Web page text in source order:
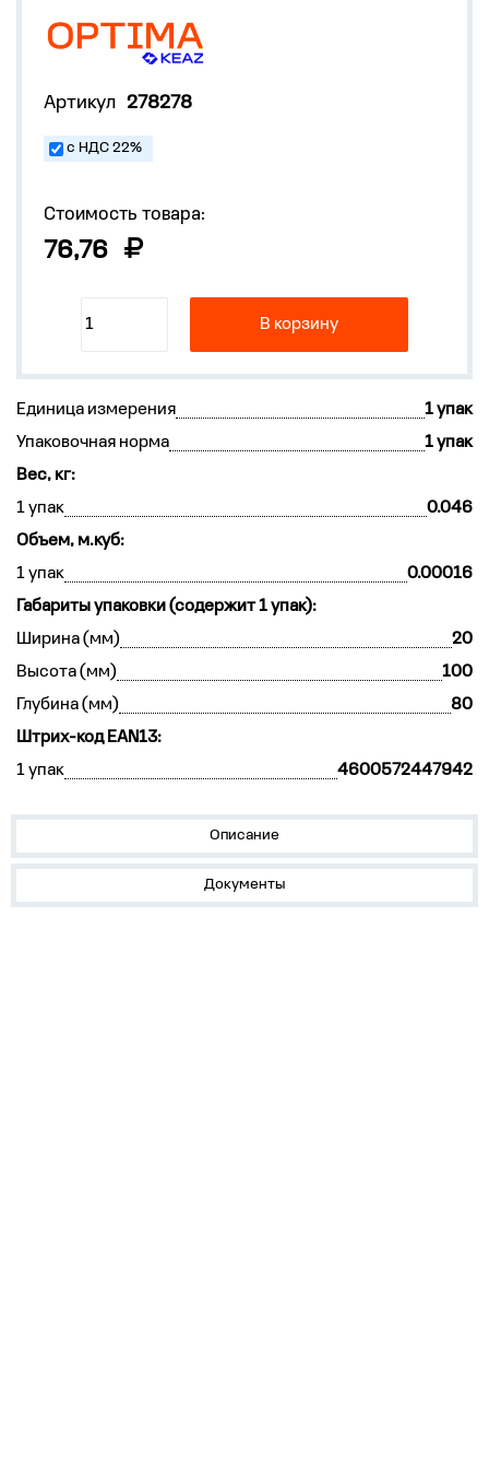
Артикул 278278
с НДС 22%
Стоимость товара:
76,76
В корзину
Единица измерения
1 упак
Упаковочная норма
1 упак
Вес, кг:
1 упак
0.046
Объем, м.куб:
1 упак
0.00016
Габариты упаковки (содержит 1 упак):
Ширина (мм)
20
Высота (мм)
100
Глубина (мм)
80
Штрих-код EAN13:
1 упак
4600572447942
Описание
Документы